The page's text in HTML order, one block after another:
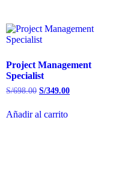
Project Management
Specialist
S/698.00 S/349.00
Añadir al carrito